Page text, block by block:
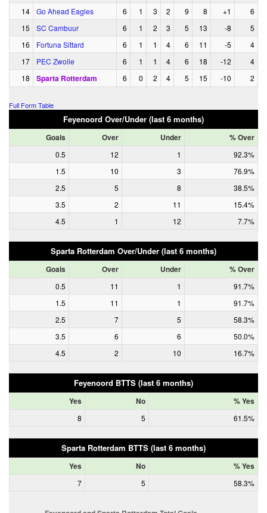
14
Go Ahead Eagles 6 1 3 2 9 8 +1
6
15
SC Cambuur 6 1 2 3 5 13 -8
5
16
Fortuna Sittard 6 1 1 4 6 11 -5
4
17
PEC Zwolle 6 1 1 4 6 18 -12
4
18
Sparta Rotterdam 6 0 2 4 5 15 -10 2
Full Form Table
Feyenoord Over/Under (last 6 months)
Goals Over Under % Over
0.5 12 1
92.3%
1.5
10 3
76.9%
2.5
5 8
38.5%
3.5
2 11
15.4%
4.5
1 12 7.7%
Sparta Rotterdam Over/Under (last 6 months)
Goals Over Under % Over
0.5 11 1
91.7%
1.5
11 1
91.7%
2.5
7 5
58.3%
3.5
6 6
50.0%
4.5
2 10 16.7%
Feyenoord BTTS (last 6 months)
Yes No % Yes
8 5 61.5%
Sparta Rotterdam BTTS (last 6 months)
Yes No % Yes
7 5 58.3%